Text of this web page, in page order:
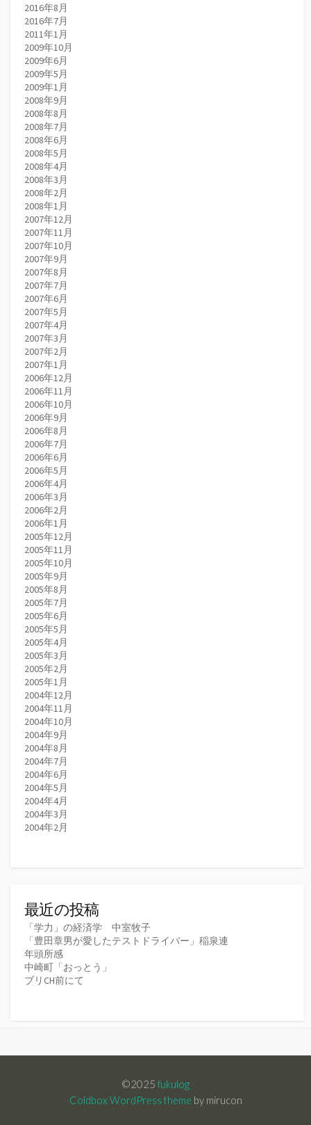
2016年8月
2016年7月
2011年1月
2009年10月
2009年6月
2009年5月
2009年1月
2008年9月
2008年8月
2008年7月
2008年6月
2008年5月
2008年4月
2008年3月
2008年2月
2008年1月
2007年12月
2007年11月
2007年10月
2007年9月
2007年8月
2007年7月
2007年6月
2007年5月
2007年4月
2007年3月
2007年2月
2007年1月
2006年12月
2006年11月
2006年10月
2006年9月
2006年8月
2006年7月
2006年6月
2006年5月
2006年4月
2006年3月
2006年2月
2006年1月
2005年12月
2005年11月
2005年10月
2005年9月
2005年8月
2005年7月
2005年6月
2005年5月
2005年4月
2005年3月
2005年2月
2005年1月
2004年12月
2004年11月
2004年10月
2004年9月
2004年8月
2004年7月
2004年6月
2004年5月
2004年4月
2004年3月
2004年2月
最近の投稿
「学力」の経済学 中室牧子
「豊田章男が愛したテストドライバー」稲泉連
年頭所感
中崎町「おっとう」
ブリCH前にて
©2025 fukulog
Coldbox WordPress theme by mirucon